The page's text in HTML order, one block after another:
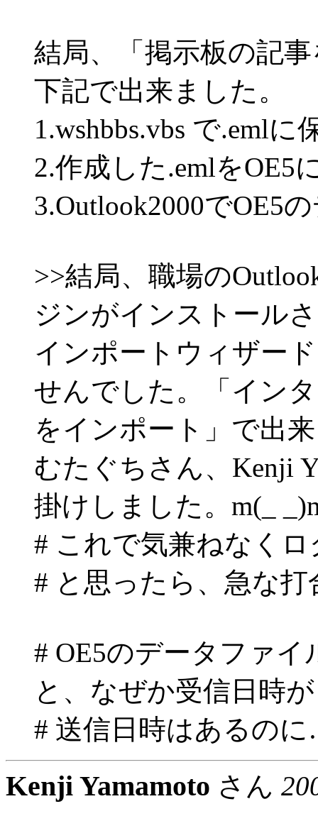
結局、「掲示板の記
下記で出来ました。
1.wshbbs.vbs で.emlに
2.作成した.emlをOE5
3.Outlook2000でOE5
>>結局、職場の
ジンがインストール
インポートウィザー
せんでした。「イン
をインポート」で出
むたぐちさん、Kenji
掛けしました。m(_
# これで気兼ねなく
# と思ったら、急な
# OE5のデータファイ
と、なぜか受信日時
# 送信日時はあるの
Kenji Yamamoto さん